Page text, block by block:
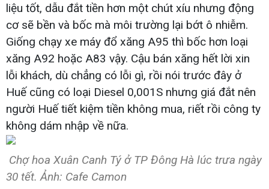
liệu tốt, dẫu đắt tiền hơn một chút xíu nhưng động
cơ sẽ bền và bốc mà môi trường lại bớt ô nhiễm.
Giống chạy xe máy đổ xăng A95 thì bốc hơn loại
xăng A92 hoặc A83 vậy. Cậu bán xăng hết lời xin
lỗi khách, dù chẳng có lỗi gì, rồi nói trước đây ở
Huế cũng có loại Diesel 0,001S nhưng giá đắt nên
người Huế tiết kiệm tiền không mua, riết rồi công ty
không dám nhập về nữa.
Chợ hoa Xuân Canh Tý ở TP Đông Hà lúc trưa ngày
30 tết. Ảnh: Cafe Camon